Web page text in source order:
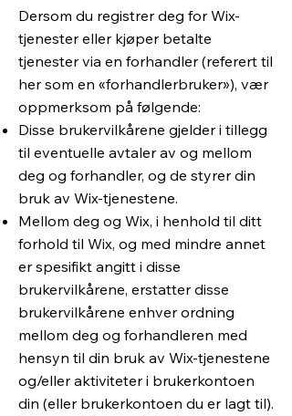
Dersom du registrer deg for Wix-
tjenester eller kjøper betalte
tjenester via en forhandler (referert til
her som en «forhandlerbruker»), vær
oppmerksom på følgende:
Disse brukervilkårene gjelder i tillegg
til eventuelle avtaler av og mellom
deg og forhandler, og de styrer din
bruk av Wix-tjenestene.
Mellom deg og Wix, i henhold til ditt
forhold til Wix, og med mindre annet
er spesifikt angitt i disse
brukervilkårene, erstatter disse
brukervilkårene enhver ordning
mellom deg og forhandleren med
hensyn til din bruk av Wix-tjenestene
og/eller aktiviteter i brukerkontoen
din (eller brukerkontoen du er lagt til).